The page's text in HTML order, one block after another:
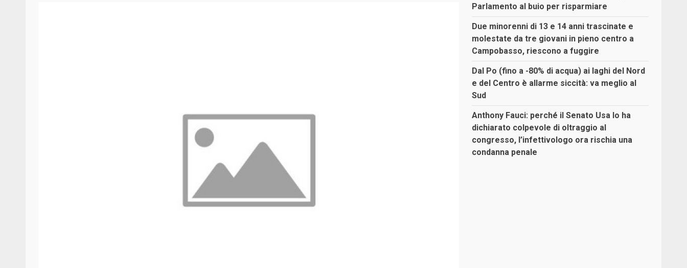
Parlamento al buio per risparmiare
Due minorenni di 13 e 14 anni trascinate e
molestate da tre giovani in pieno centro a
Campobasso, riescono a fuggire
Dal Po (fino a -80% di acqua) ai laghi del Nord
e del Centro è allarme siccità: va meglio al
Sud
Anthony Fauci: perché il Senato Usa lo ha
dichiarato colpevole di oltraggio al
congresso, l’infettivologo ora rischia una
condanna penale